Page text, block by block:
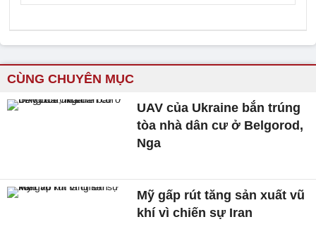
CÙNG CHUYÊN MỤC
UAV của Ukraine bắn trúng
tòa nhà dân cư ở Belgorod,
Nga
Mỹ gấp rút tăng sản xuất vũ
khí vì chiến sự Iran